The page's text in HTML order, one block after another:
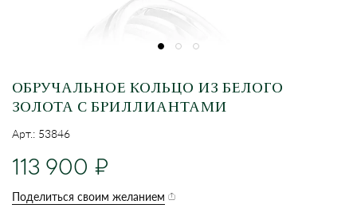
ОБРУЧАЛЬНОЕ КОЛЬЦО ИЗ БЕЛОГО
ЗОЛОТА С БРИЛЛИАНТАМИ
Арт.: 53846
113 900
Поделиться своим желанием